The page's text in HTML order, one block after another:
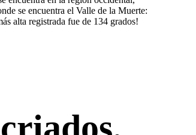
se encuentra el Valle de la Muerte:
alta registrada fue de 134 grados!